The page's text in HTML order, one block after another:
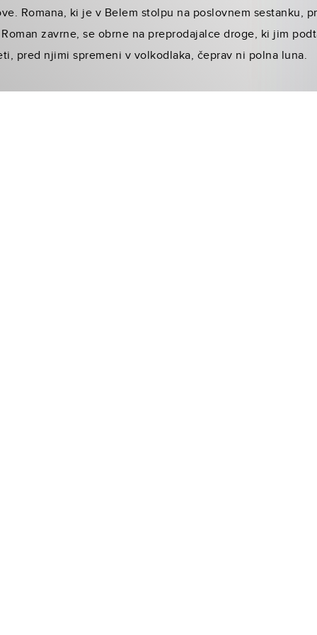
Romana, ki je v Belem stolpu na poslovnem sestanku,
zavrne, se obrne na preprodajalce droge, ki jim
pred njimi spremeni v volkodlaka, čeprav ni polna luna.